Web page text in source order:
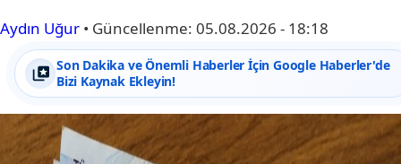
Aydın Uğur • Güncellenme: 05.08.2026 - 18:18
Son Dakika ve Önemli Haberler İçin Google Haberler'de
Bizi Kaynak Ekleyin!